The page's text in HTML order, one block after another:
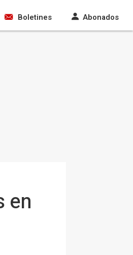
Boletines Abonados
en